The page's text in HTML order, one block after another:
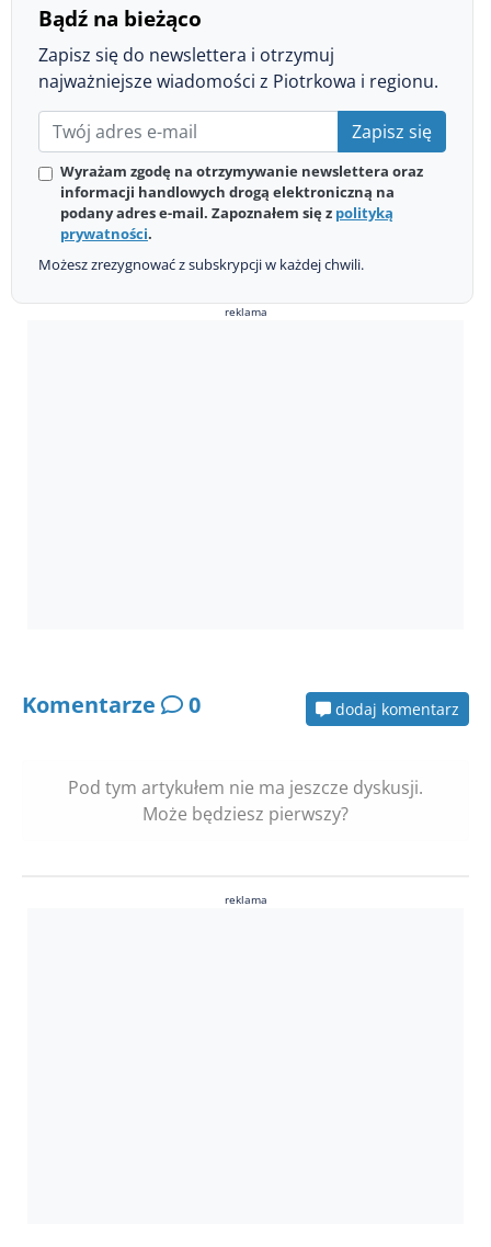
Bądź na bieżąco
Zapisz się do newslettera i otrzymuj
najważniejsze wiadomości z Piotrkowa i regionu.
Zapisz się
Wyrażam zgodę na otrzymywanie newslettera oraz
informacji handlowych drogą elektroniczną na
podany adres e-mail. Zapoznałem się z polityką
prywatności.
Możesz zrezygnować z subskrypcji w każdej chwili.
reklama
Komentarze 0 dodaj komentarz
Pod tym artykułem nie ma jeszcze dyskusji.
Może będziesz pierwszy?
reklama